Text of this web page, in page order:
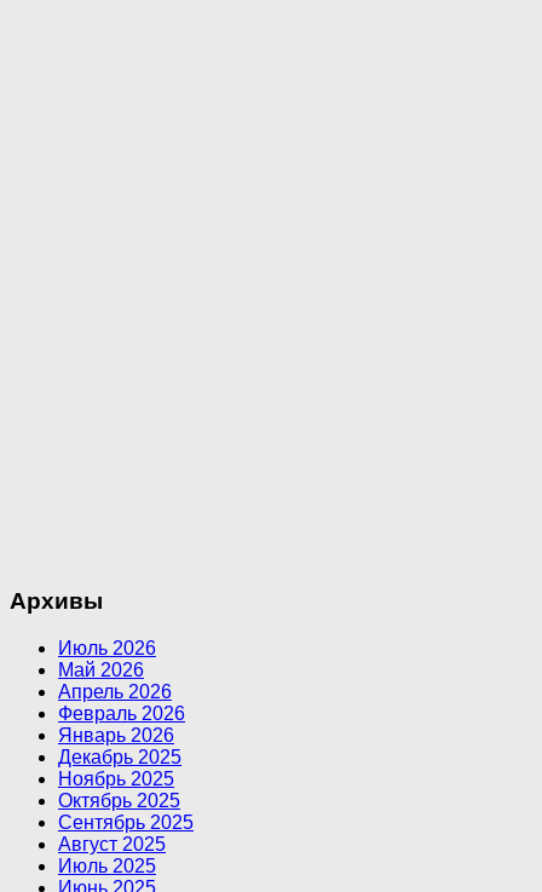
Архивы
Июль 2026
Май 2026
Апрель 2026
Февраль 2026
Январь 2026
Декабрь 2025
Ноябрь 2025
Октябрь 2025
Сентябрь 2025
Август 2025
Июль 2025
Июнь 2025